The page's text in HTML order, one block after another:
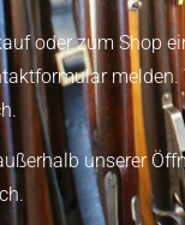
oder zum Shop
melden.
unserer